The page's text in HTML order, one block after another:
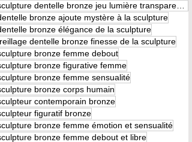
bronze ajoute mystère à la sculpture
bronze élégance de la sculpture
dentelle bronze finesse de la sculpture
bronze femme debout
bronze figurative femme
bronze femme sensualité
bronze corps humain
contemporain bronze
figuratif bronze
bronze femme émotion et sensualité
bronze femme debout et libre